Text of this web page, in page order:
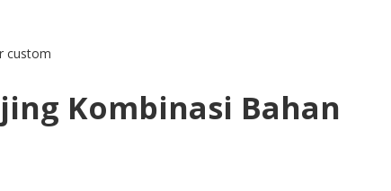
custom
Kombinasi Bahan